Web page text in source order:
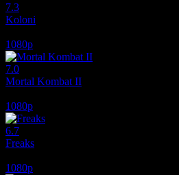
7.3
Koloni
1080p
7.0
Mortal Kombat II
1080p
6.7
Freaks
1080p